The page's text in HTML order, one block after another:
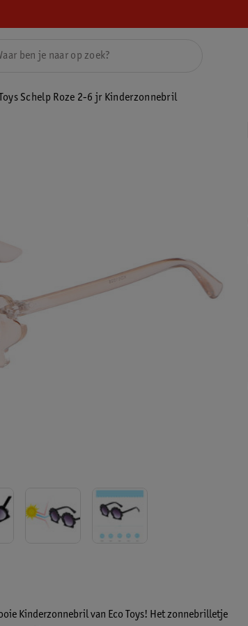
Schelp Roze 2-6 jr Kinderzonnebril
Kinderzonnebril van Eco Toys! Het zonnebrilletje